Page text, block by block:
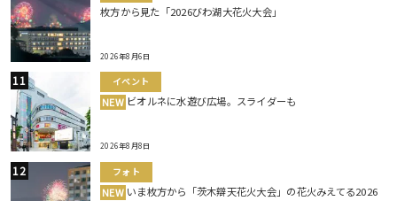
枚方から見た「2026びわ湖大花火大会」
2026年8月6日
イベント
NEW ビオルネに水遊び広場。スライダーも
2026年8月8日
フォト
NEW いま枚方から「茨木辯天花火大会」の花火みえてる2026